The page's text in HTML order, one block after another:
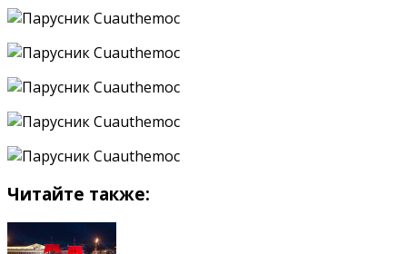
Читайте также: